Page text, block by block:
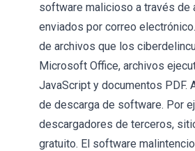
software malicioso a través de
enviados por correo
de archivos que los
Microsoft Office, archivos
JavaScript y documentos
de descarga de software. Por
descargadores de terceros,
gratuito. El software